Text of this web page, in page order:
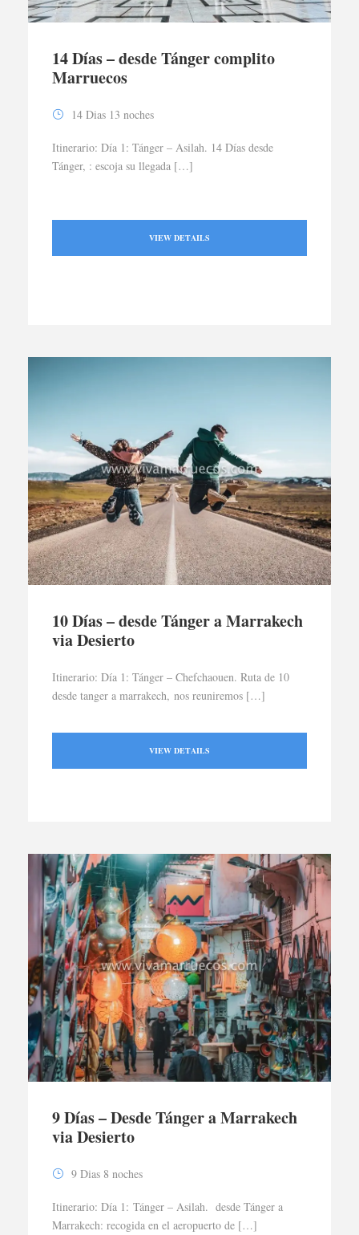
14 Días – desde Tánger complito
Marruecos
14 Dias 13 noches
Itinerario: Día 1: Tánger – Asilah. 14 Días desde
Tánger, : escoja su llegada […]
VIEW DETAILS
10 Días – desde Tánger a Marrakech
via Desierto
Itinerario: Día 1: Tánger – Chefchaouen. Ruta de 10
desde tanger a marrakech, nos reuniremos […]
VIEW DETAILS
9 Días – Desde Tánger a Marrakech
via Desierto
9 Dias 8 noches
Itinerario: Día 1: Tánger – Asilah. desde Tánger a
Marrakech: recogida en el aeropuerto de […]